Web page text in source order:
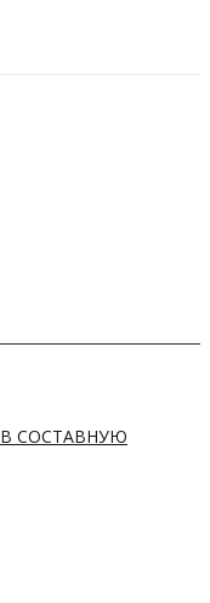
В СОСТАВНУЮ